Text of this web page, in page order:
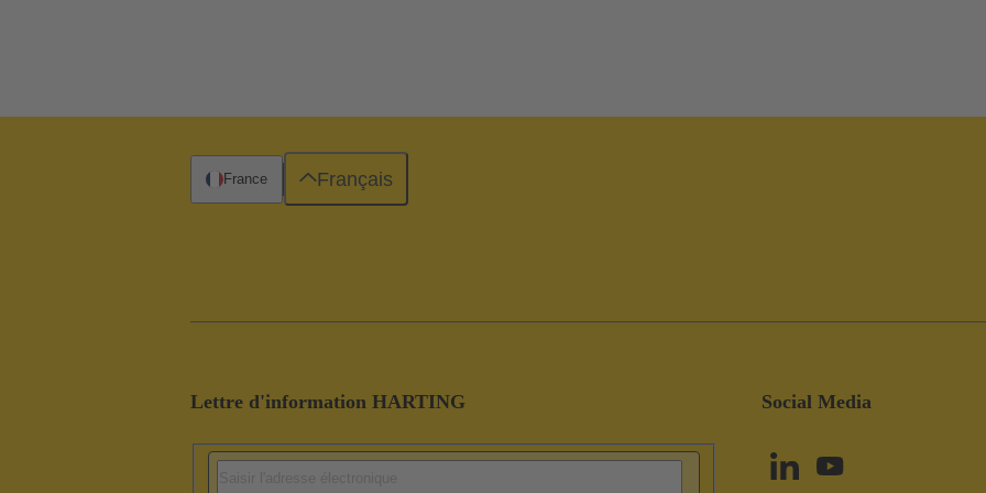
Lettre d'information HARTING Social Media
France Français